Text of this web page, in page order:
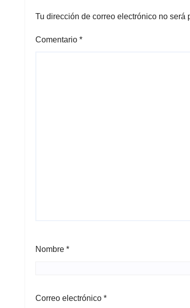
Tu dirección de correo electrónico no será
Comentario *
Nombre *
Correo electrónico *